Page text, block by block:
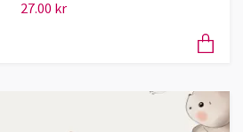
27.00 kr